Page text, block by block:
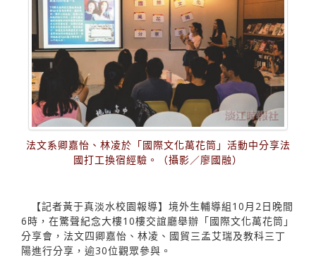
法文系卿嘉怡、林凌於「國際文化萬花筒」活動中分享法
國打工換宿經驗。（攝影／廖國融）
【記者黃于真淡水校園報導】境外生輔導組10月2日晚間
6時，在驚聲紀念大樓10樓交誼廳舉辦「國際文化萬花筒」
分享會，法文四卿嘉怡、林凌、國貿三孟艾瑞及教科三丁
陽進行分享，逾30位觀眾參與。